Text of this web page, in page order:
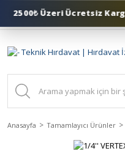
Anasayfa Tamamlayıcı Ürünler
2500₺ Üzeri Ücretsiz